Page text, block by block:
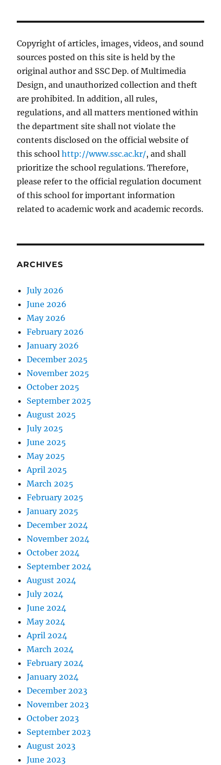
Copyright of articles, images, videos, and sound
sources posted on this site is held by the
original author and SSC Dep. of Multimedia
Design, and unauthorized collection and theft
are prohibited. In addition, all rules,
regulations, and all matters mentioned within
the department site shall not violate the
contents disclosed on the official website of
this schoolhttp://www.ssc.ac.kr/, and shall
prioritize the school regulations. Therefore,
please refer to the official regulation document
of this school for important information
related to academic work and academic records.
ARCHIVES
July 2026
June 2026
May 2026
February 2026
January 2026
December 2025
November 2025
October 2025
September 2025
August 2025
July 2025
June 2025
May 2025
April 2025
March 2025
February 2025
January 2025
December 2024
November 2024
October 2024
September 2024
August 2024
July 2024
June 2024
May 2024
April 2024
March 2024
February 2024
January 2024
December 2023
November 2023
October 2023
September 2023
August 2023
June 2023